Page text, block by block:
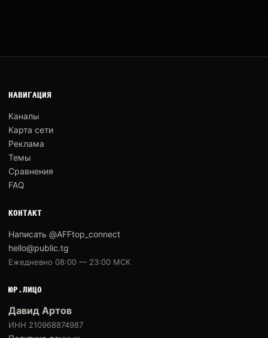
НАВИГАЦИЯ
Каналы
Карта сети
Реклама
Темы
Сравнения
FAQ
КОНТАКТ
Написать @AFFtop_connect
hello@public.tg
Ежедневно 08:00 — 23:00 МСК
ЮР.ЛИЦО
Давид Артов
ИНН 210968874987